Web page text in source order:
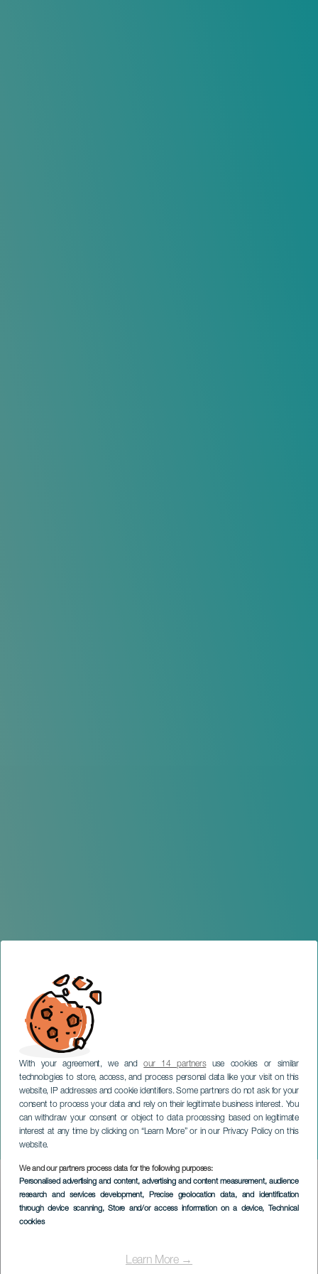
With your agreement, we andour 14 partnersuse cookies or similar
technologies to store, access, and process personal data like your visit on this
website, IP addresses and cookie identifiers. Some partners do not ask for your
consent to process your data and rely on their legitimate business interest. You
can withdraw your consent or object to data processing based on legitimate
interest at any time by clicking on “Learn More” or in our Privacy Policy on this
website.
We and our partners process data for the following purposes:
Personalised advertising and content, advertising and content measurement, audience
research and services development, Precise geolocation data, and identification
through device scanning, Store and/or access information on a device, Technical
cookies
Learn More →
Funeral planner
LANZAROTE
Imagen
Listado